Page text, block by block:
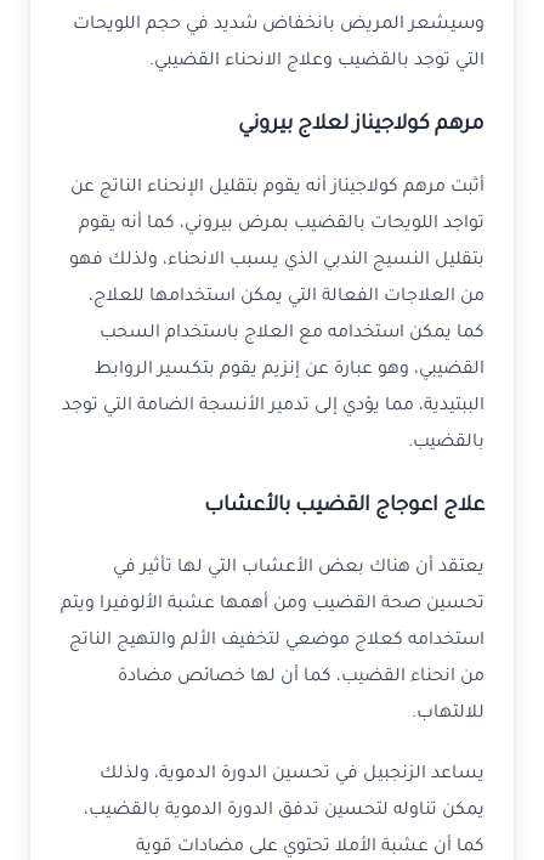
وسيشعر المريض بانخفاض شديد في حجم اللويحات
التي توجد بالقضيب وعلاج الانحناء القضيبي.
مرهم كولاجيناز لعلاج بيروني
أثبت مرهم كولاجيناز أنه يقوم بتقليل الإنحناء الناتج عن
تواجد اللويحات بالقضيب بمرض بيروني، كما أنه يقوم
بتقليل النسيج الندبي الذي يسبب الانحناء، ولذلك فهو
من العلاجات الفعالة التي يمكن استخدامها للعلاج،
كما يمكن استخدامه مع العلاج باستخدام السحب
القضيبي، وهو عبارة عن إنزيم يقوم بتكسير الروابط
الببتيدية، مما يؤدي إلى تدمير الأنسجة الضامة التي توجد
بالقضيب.
علاج اعوجاج القضيب بالأعشاب
يعتقد أن هناك بعض الأعشاب التي لها تأثير في
تحسين صحة القضيب ومن أهمها عشبة الألوفيرا ويتم
استخدامه كعلاج موضعي لتخفيف الألم والتهيج الناتج
من انحناء القضيب، كما أن لها خصائص مضادة
للالتهاب.
يساعد الزنجبيل في تحسين الدورة الدموية، ولذلك
يمكن تناوله لتحسين تدفق الدورة الدموية بالقضيب،
كما أن عشبة الأملا تحتوي على مضادات قوية